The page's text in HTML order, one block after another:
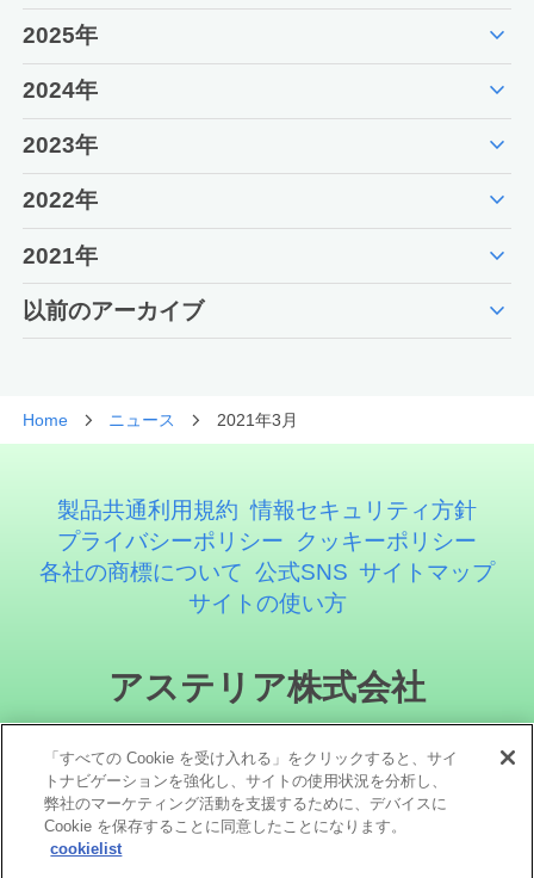
2025年 expand_more
2024年 expand_more
2023年 expand_more
2022年 expand_more
2021年 expand_more
以前のアーカイブ expand_more
Home ニュース 2021年3月
製品共通利用規約 情報セキュリティ方針
プライバシーポリシー
クッキーポリシー
各社の商標について 公式SNS サイトマップ
サイトの使い方
アステリア株式会社
「すべての Cookie を受け入れる」をクリックすると、サイ
トナビゲーションを強化し、サイトの使用状況を分析し、
弊社のマーケティング活動を支援するために、デバイスに
Cookie を保存することに同意したことになります。
cookielist